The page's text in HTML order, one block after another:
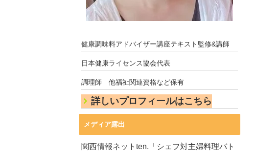
健康調味料アドバイザー講座テキスト監修&講師
日本健康ライセンス協会代表
調理師 他福祉関連資格など保有
詳しいプロフィールはこちら
メディア露出
関西情報ネットten.「シェフ対主婦料理バト